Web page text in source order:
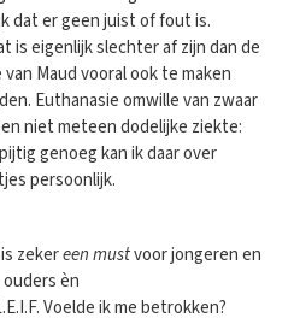
dat er geen juist of fout is.
is eigenlijk slechter af zijn dan de
Maud vooral ook te maken
Euthanasie omwille van zwaar
niet meteen dodelijke ziekte:
genoeg kan ik daar over
persoonlijk.
zekereen mustvoor jongeren en
èn
Voelde ik me betrokken?